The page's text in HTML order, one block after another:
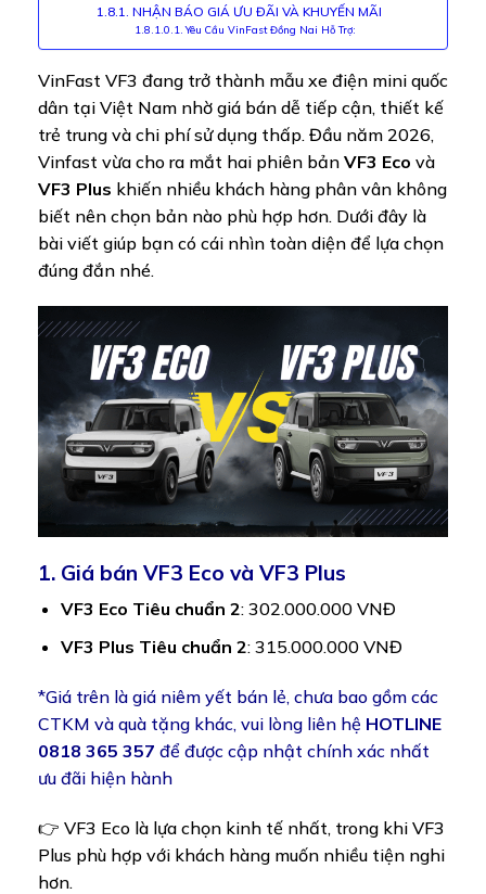
NHẬN BÁO GIÁ ƯU ĐÃI VÀ KHUYẾN MÃI
Yêu Cầu VinFast Đồng Nai Hỗ Trợ:
VinFast VF3 đang trở thành mẫu xe điện mini quốc
dân tại Việt Nam nhờ giá bán dễ tiếp cận, thiết kế
trẻ trung và chi phí sử dụng thấp. Đầu năm 2026,
Vinfast vừa cho ra mắt hai phiên bản VF3 Eco và
VF3 Plus khiến nhiều khách hàng phân vân không
biết nên chọn bản nào phù hợp hơn. Dưới đây là
bài viết giúp bạn có cái nhìn toàn diện để lựa chọn
đúng đắn nhé.
1. Giá bán VF3 Eco và VF3 Plus
VF3 Eco Tiêu chuẩn 2: 302.000.000 VNĐ
VF3 Plus Tiêu chuẩn 2: 315.000.000 VNĐ
*Giá trên là giá niêm yết bán lẻ, chưa bao gồm các
CTKM và quà tặng khác, vui lòng liên hệ HOTLINE
0818 365 357 để được cập nhật chính xác nhất
ưu đãi hiện hành
👉 VF3 Eco là lựa chọn kinh tế nhất, trong khi VF3
Plus phù hợp với khách hàng muốn nhiều tiện nghi
hơn.